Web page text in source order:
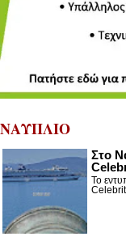
ΝΑΥΠΛΙΟ
Στο
Το